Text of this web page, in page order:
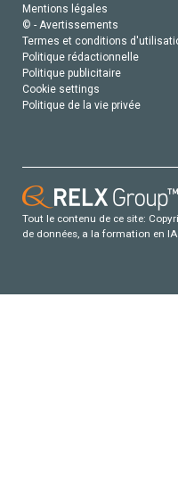
Mentions légales
© - Avertissements
Termes et conditions
Politique rédactionnelle
Politique publicitaire
Cookie settings
Politique de la vie privée
Tout le contenu de ce site:
de données, a la formation en